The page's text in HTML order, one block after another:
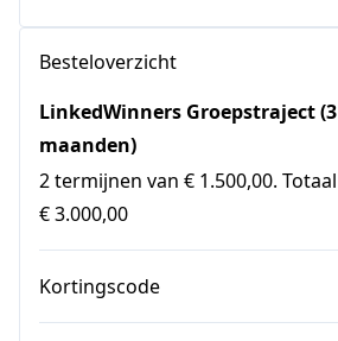
Besteloverzicht
LinkedWinners Groepstraject (3
maanden)
2 termijnen van € 1.500,00. Totaal
€ 3.000,00
Kortingscode